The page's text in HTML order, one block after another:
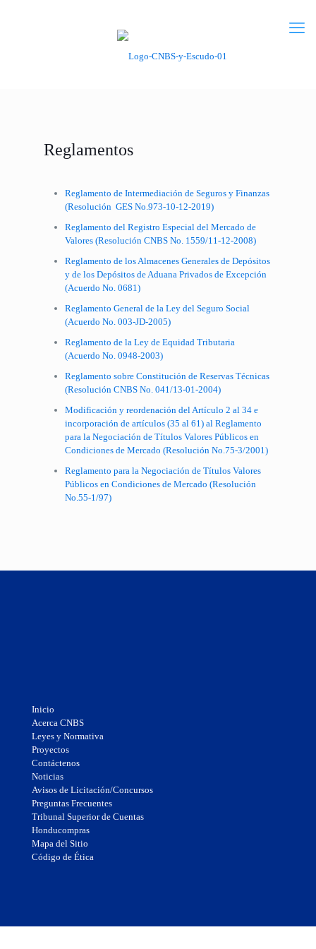
Reglamentos
Reglamento de Intermediación de Seguros y Finanzas
(Resolución GES No.973-10-12-2019)
Reglamento del Registro Especial del Mercado de
Valores (Resolución CNBS No. 1559/11-12-2008)
Reglamento de los Almacenes Generales de Depósitos
y de los Depósitos de Aduana Privados de Excepción
(Acuerdo No. 0681)
Reglamento General de la Ley del Seguro Social
(Acuerdo No. 003-JD-2005)
Reglamento de la Ley de Equidad Tributaria
(Acuerdo No. 0948-2003)
Reglamento sobre Constitución de Reservas Técnicas
(Resolución CNBS No. 041/13-01-2004)
Modificación y reordenación del Artículo 2 al 34 e
incorporación de artículos (35 al 61) al Reglamento
para la Negociación de Títulos Valores Públicos en
Condiciones de Mercado (Resolución No.75-3/2001)
Reglamento para la Negociación de Títulos Valores
Públicos en Condiciones de Mercado (Resolución
No.55-1/97)
Inicio
Acerca CNBS
Leyes y Normativa
Proyectos
Contáctenos
Noticias
Avisos de Licitación/Concursos
Preguntas Frecuentes
Tribunal Superior de Cuentas
Honducompras
Mapa del Sitio
Código de Ética